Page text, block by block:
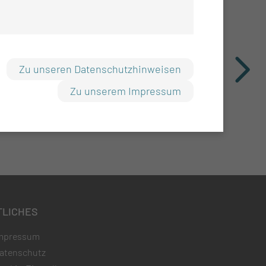
Zu unseren Datenschutzhinweisen
Zu unserem Impressum